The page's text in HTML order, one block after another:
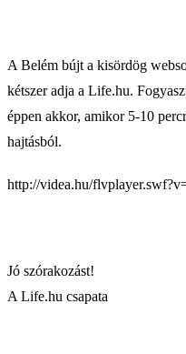
A Belém bújt a kisördög
kétszer adja a Life.hu.
éppen akkor, amikor 5-10
hajtásból.
http://videa.hu/
Jó szórakozást!
A Life.hu csapata